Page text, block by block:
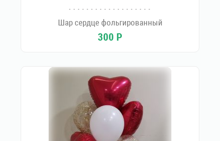
Шар сердце фольгированный
300 Р